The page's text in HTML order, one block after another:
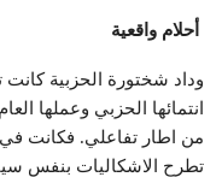
أحلام واقعية
وداد شختورة الحزبية
انتمائها الحزبي وعملها
من اطار تفاعلي. فكانت في
تطرح الاشكاليات بنفس